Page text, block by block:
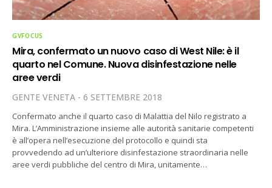
GVFOCUS
Mira, confermato un nuovo caso di West Nile: è il
quarto nel Comune. Nuova disinfestazione nelle
aree verdi
GENTE VENETA 6 SETTEMBRE 2018
Confermato anche il quarto caso di Malattia del Nilo registrato a
Mira. L’Amministrazione insieme alle autorità sanitarie competenti
è all’opera nell’esecuzione del protocollo e quindi sta
provvedendo ad un’ulteriore disinfestazione straordinaria nelle
aree verdi pubbliche del centro di Mira, unitamente…